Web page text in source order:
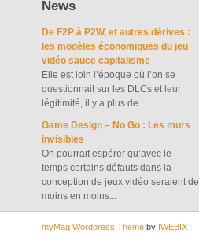
News
De F2P à P2W, et autres dérives :
les modèles économiques du jeu
vidéo sauce capitalisme
Elle est loin l’époque où l’on se
questionnait sur les DLCs et leur
légitimité, il y a plus de...
Game Design – No Go : Les murs
invisibles
On pourrait espérer qu’avec le
temps certains défauts dans la
conception de jeux vidéo seraient de
moins en moins...
myMag Wordpress Themeby IWEBIX